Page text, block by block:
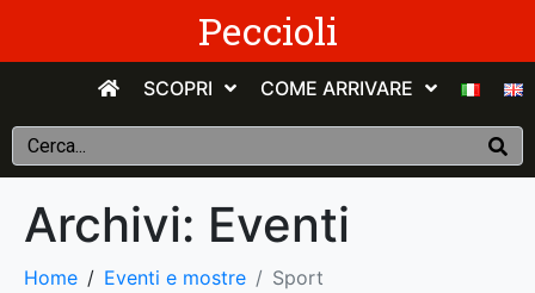
Peccioli
SCOPRI COME ARRIVARE
Archivi: Eventi
Home Eventi e mostre Sport